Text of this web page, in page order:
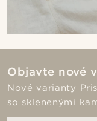
Objavte nové
Nové varianty
so sklenenými